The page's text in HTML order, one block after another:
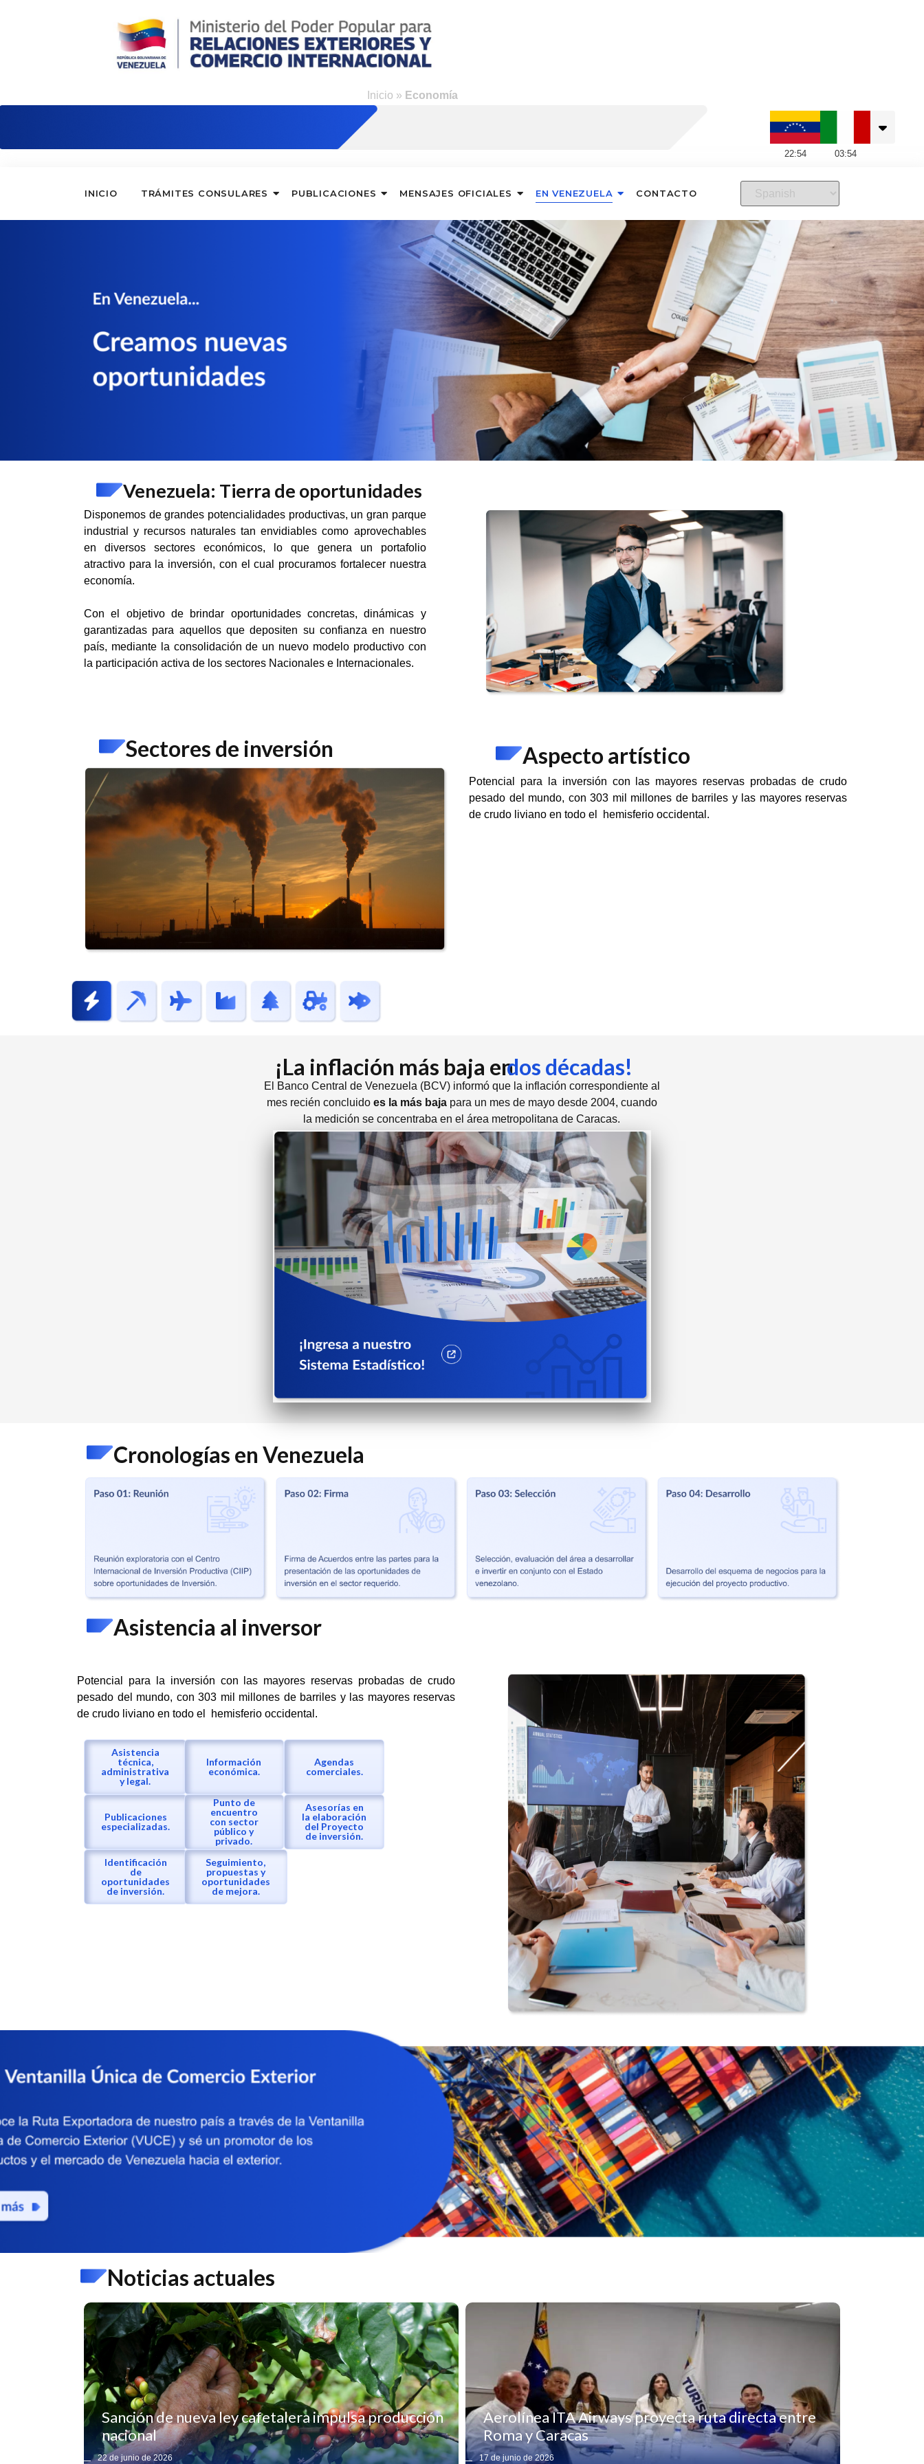
Inicio » Economía
22:54 03:54
INICIO TRÁMITES CONSULARES PUBLICACIONES MENSAJES OFICIALES EN VENEZUELA CONTACTO
Venezuela: Tierra de oportunidades
Disponemos de grandes potencialidades productivas, un gran parque
industrial y recursos naturales tan envidiables como aprovechables
en diversos sectores económicos, lo que genera un portafolio
atractivo para la inversión, con el cual procuramos fortalecer nuestra
economía.
Con el objetivo de brindar oportunidades concretas, dinámicas y
garantizadas para aquellos que depositen su confianza en nuestro
país, mediante la consolidación de un nuevo modelo productivo con
la participación activa de los sectores Nacionales e Internacionales.
Sectores de inversión Aspecto artístico
Potencial para la inversión con las mayores reservas probadas de crudo
pesado del mundo, con 303 mil millones de barriles y las mayores reservas
de crudo liviano en todo el hemisferio occidental.
¡La inflación más baja endos décadas!
El Banco Central de Venezuela (BCV) informó que la inflación correspondiente al
mes recién concluido es la más bajapara un mes de mayo desde 2004, cuando
la medición se concentraba en el área metropolitana de Caracas.
Cronologías en Venezuela
Asistencia al inversor
Potencial para la inversión con las mayores reservas probadas de crudo
pesado del mundo, con 303 mil millones de barriles y las mayores reservas
de crudo liviano en todo el hemisferio occidental.
Asistencia
técnica,
administrativa
y legal.
Información
económica.
Agendas
comerciales.
Publicaciones
especializadas.
Punto de
encuentro
con sector
público y
privado.
Asesorías en
la elaboración
del Proyecto
de inversión.
Identificación
de
oportunidades
de inversión.
Seguimiento,
propuestas y
oportunidades
de mejora.
Noticias actuales
Sanción de nueva ley cafetalera impulsa producción
nacional
22 de junio de 2026
Aerolínea ITA Airways proyecta ruta directa entre
Roma y Caracas
17 de junio de 2026